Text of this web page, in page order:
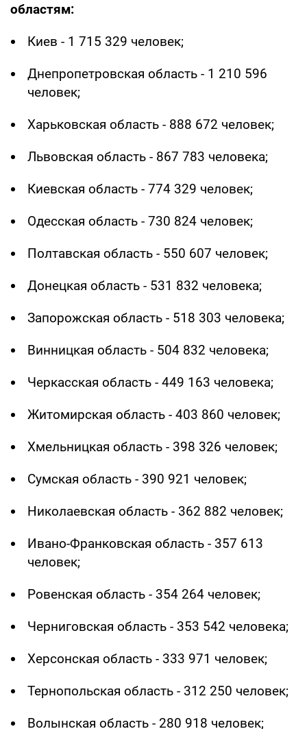
областям:
Киев - 1 715 329 человек;
Днепропетровская область - 1 210 596
человек;
Харьковская область - 888 672 человек;
Львовская область - 867 783 человека;
Киевская область - 774 329 человек;
Одесская область - 730 824 человек;
Полтавская область - 550 607 человек;
Донецкая область - 531 832 человека;
Запорожская область - 518 303 человека;
Винницкая область - 504 832 человека;
Черкасская область - 449 163 человека;
Житомирская область - 403 860 человек;
Хмельницкая область - 398 326 человек;
Сумская область - 390 921 человек;
Николаевская область - 362 882 человек;
Ивано-Франковская область - 357 613
человек;
Ровенская область - 354 264 человек;
Черниговская область - 353 542 человека;
Херсонская область - 333 971 человек;
Тернопольская область - 312 250 человек;
Волынская область - 280 918 человек;